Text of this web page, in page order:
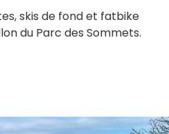
skis de fond et fatbike
du Parc des Sommets.